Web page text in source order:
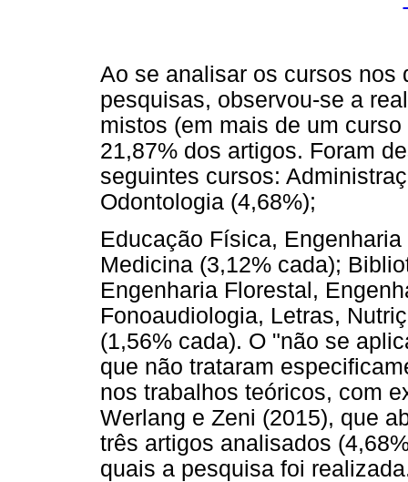
Ao se analisar os cursos nos
pesquisas, observou-se a
mistos (em mais de um
21,87% dos artigos. Foram
seguintes cursos:
Odontologia (4,68%);
Educação Física,
Medicina (3,12% cada);
Engenharia Florestal,
Fonoaudiologia, Letras,
(1,56% cada). O "não se
que não trataram
nos trabalhos teóricos, com
Werlang e Zeni (2015), que
três artigos analisados
quais a pesquisa foi